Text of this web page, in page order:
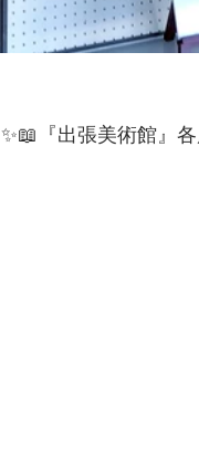
✨📖『出張美術館』